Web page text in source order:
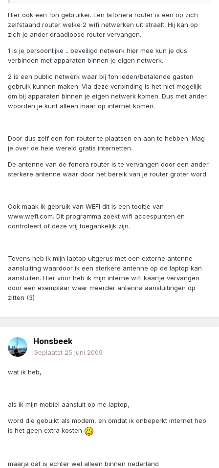
Hier ook een fon gebruiker. Een lafonera router is een op zich
zelfstaand router welke 2 wifi netwerken uit straalt. Hij kan op
zich je ander draadloose router vervangen.
1 is je persoonlijke .. beveiligd netwerk hier mee kun je dus
verbinden met apparaten binnen je eigen netwerk.
2 is een public netwerk waar bij fon leden/betalende gasten
gebruik kunnen maken. Via deze verbinding is het niet mogelijk
om bij apparaten binnen je eigen netwerk komen. Dus met ander
woorden je kunt alleen maar op internet komen.
Door dus zelf een fon router te plaatsen en aan te hebben. Mag
je over de hele wereld gratis internetten.
De antenne van de fonera router is te vervangen door een ander
sterkere antenne waar door het bereik van je router groter word
Ook maak ik gebruik van WEFI dit is een tooltje van
www.wefi.com. Dit programma zoekt wifi accespunten en
controleert of deze vrij toegankelijk zijn.
Tevens heb ik mijn laptop uitgerus met een externe antenne
aansluiting waardoor ik een sterkere antenne op de laptop kan
aansluiten. Hier voor heb ik mijn interne wifi kaartje vervangen
door een exemplaar waar meerder antenna aansluitingen op
zitten (3)
Honsbeek
Geplaatst 25 juni 2009
wat ik heb,
als ik mijn mobiel aansluit op me laptop,
word die gebuikt als modem, en omdat ik onbeperkt internet heb
is het geen extra kosten
maarja dat is echter wel alleen binnen nederland